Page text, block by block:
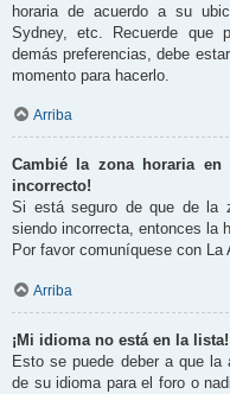
horaria de acuerdo a su
Sydney, etc. Recuerde que
demás preferencias, debe
momento para hacerlo.
Arriba
Cambié la zona horaria
incorrecto!
Si está seguro de que de la
siendo incorrecta, entonces la
Por favor comuníquese con La
Arriba
¡Mi idioma no está en la lista!
Esto se puede deber a que la
de su idioma para el foro o